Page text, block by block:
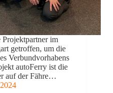
Projektpartner im
getroffen, um die
Verbundvorhabens
autoFerry ist die
auf der Fähre…